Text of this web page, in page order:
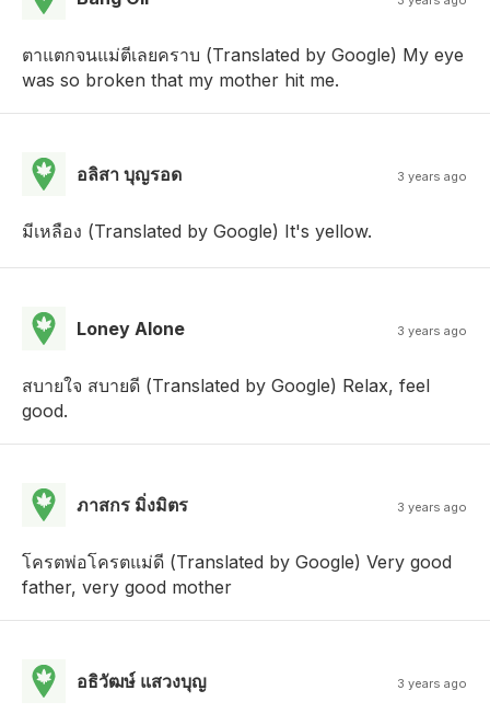
ตาแตกจนแม่ตีเลยคราบ (Translated by Google) My eye
was so broken that my mother hit me.
อลิสา บุญรอด 3 years ago
มีเหลือง (Translated by Google) It's yellow.
Loney Alone 3 years ago
สบายใจ สบายดี (Translated by Google) Relax, feel
good.
ภาสกร มิ่งมิตร 3 years ago
โครตพ่อโครตแม่ดี (Translated by Google) Very good
father, very good mother
อธิวัฒษ์ แสวงบุญ 3 years ago